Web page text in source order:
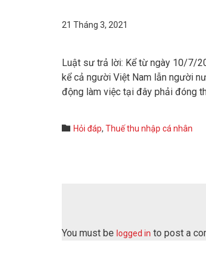
21 Tháng 3, 2021
Luật sư trả lời: Kể từ ngày 10/7/
kể cả người Việt Nam lẫn người
động làm việc tại đây phải đóng
 Category
Hỏi đáp, Thuế thu nhập cá nhân
You must be logged in to post a